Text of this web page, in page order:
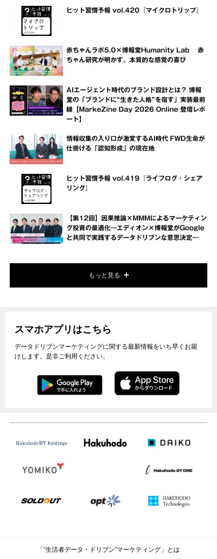
ヒット習慣予報 vol.420『マイクロトリップ』
赤ちゃんラボ5.0×博報堂Humanity Lab 赤
ちゃん研究が明かす、本質的な感覚の喜び
AIエージェント時代のブランド設計とは？ 博報
堂の「ブランドに“生きた人格”を宿す」実装最前
線【MarkeZine Day 2026 Online 登壇レポ
ート】
情報収集の入り口が激変するAI時代 FWD生命が
仕掛ける「認知形成」の現在地
ヒット習慣予報 vol.419『ライフログ・シェア
リング』
【第12回】因果推論×MMMによるマーケティン
グ投資の最適化―エディオン×博報堂がGoogle
と共同で実践するデータドリブンな意思決定―
もっと見る
スマホアプリはこちら
データドリブンマーケティングに関する最新情報をいち早くお届
けします。是非ご利用ください。
「“生活者データ・ドリブン”マーケティング」とは